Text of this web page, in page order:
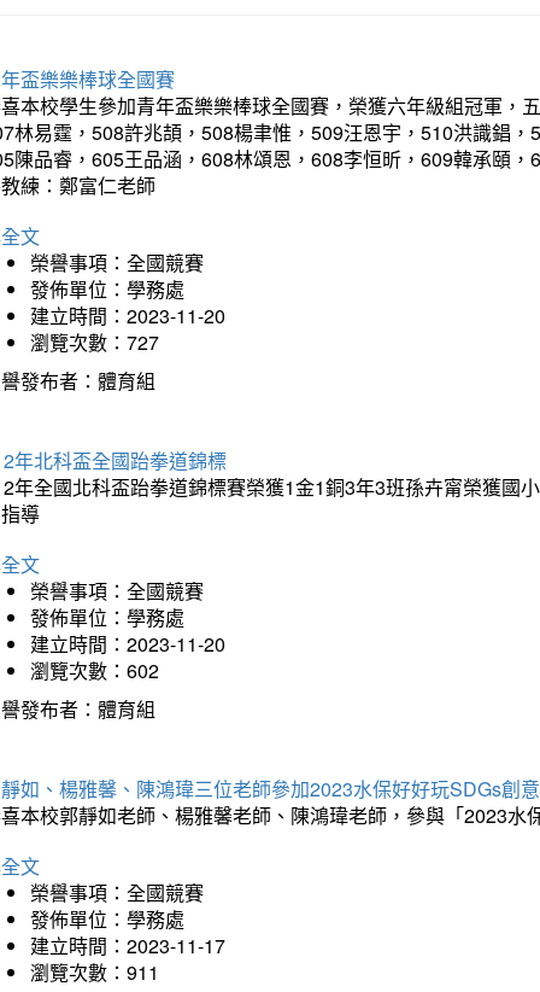
盃樂樂棒球全國賽
本校學生參加青年盃樂樂棒球全國賽，榮獲六年級組冠軍
林易霆，508許兆頡，508楊聿惟，509汪恩宇，510洪識錩
陳品睿，605王品涵，608林頌恩，608李恒昕，609韓承頤
練：鄭富仁老師
文
榮譽事項：全國競賽
發佈單位：學務處
建立時間：2023-11-20
瀏覽次數：727
發布者：體育組
年北科盃全國跆拳道錦標
年全國北科盃跆拳道錦標賽榮獲1金1銅3年3班孫卉甯榮獲國
導
文
榮譽事項：全國競賽
發佈單位：學務處
建立時間：2023-11-20
瀏覽次數：602
發布者：體育組
如、楊雅馨、陳鴻瑋三位老師參加2023水保好好玩SDGs創
本校郭靜如老師、楊雅馨老師、陳鴻瑋老師，參與「2023
文
榮譽事項：全國競賽
發佈單位：學務處
建立時間：2023-11-17
瀏覽次數：911